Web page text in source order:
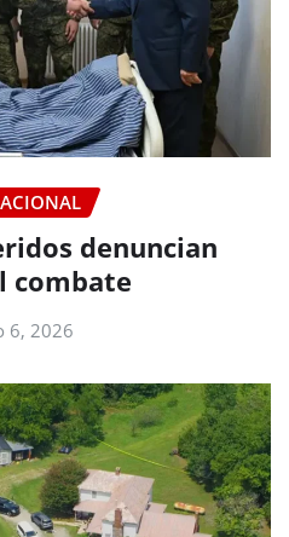
denuncian
combate
6, 2026